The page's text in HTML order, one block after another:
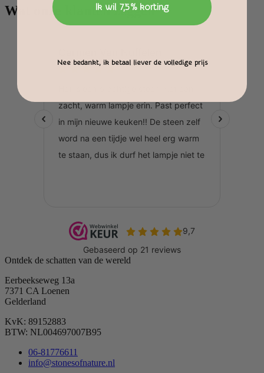
Wat onze klanten zeggen
Ontdek de schatten van de wereld
Eerbeekseweg 13a
7371 CA Loenen
Gelderland
KvK: 89152883
BTW: NL004697007B95
06-81776611
info@stonesofnature.nl
Ik wil 7,5% korting
Nee bedankt, ik betaal liever de volledige prijs